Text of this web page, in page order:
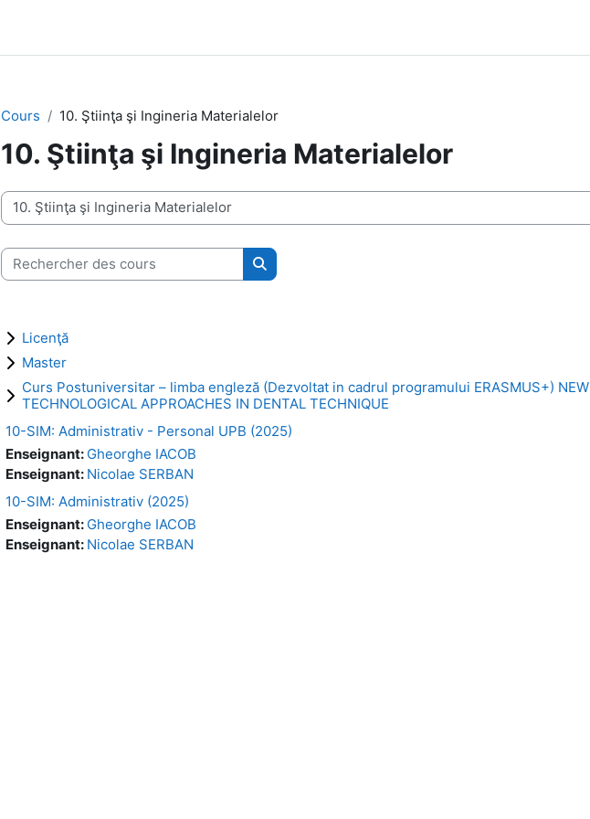
Cours 10. Ştiinţa şi Ingineria Materialelor
10. Ştiinţa şi Ingineria Materialelor
Catégories de cours
Rechercher des cours
Rechercher des cours
Licenţă
Master
Curs Postuniversitar – limba engleză (Dezvoltat in cadrul programului ERASMUS+) NEW
TECHNOLOGICAL APPROACHES IN DENTAL TECHNIQUE
10-SIM: Administrativ - Personal UPB (2025)
Enseignant: Gheorghe IACOB
Enseignant: Nicolae SERBAN
10-SIM: Administrativ (2025)
Enseignant: Gheorghe IACOB
Enseignant: Nicolae SERBAN